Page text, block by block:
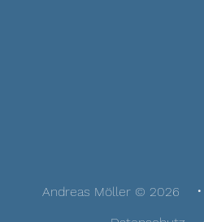
Andreas Möller © 2026